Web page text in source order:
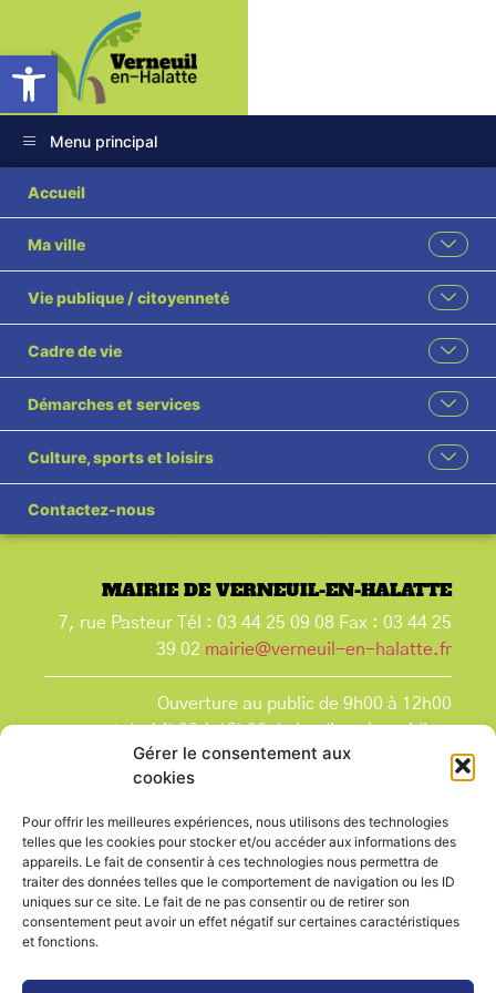
Ouvrir la barre d’outils
Gérer le consentement aux
cookies
Pour offrir les meilleures expériences, nous utilisons des technologies
telles que les cookies pour stocker et/ou accéder aux informations des
appareils. Le fait de consentir à ces technologies nous permettra de
traiter des données telles que le comportement de navigation ou les ID
uniques sur ce site. Le fait de ne pas consentir ou de retirer son
consentement peut avoir un effet négatif sur certaines caractéristiques
et fonctions.
Menu principal
Accueil
Ma ville
Vie publique / citoyenneté
Cadre de vie
Démarches et services
Culture, sports et loisirs
Contactez-nous
23
MAIRIE DE VERNEUIL-EN-HALATTE
7, rue Pasteur Tél : 03 44 25 09 08 Fax : 03 44 25
39 02 mairie@verneuil-en-halatte.fr
Ouverture au public de 9h00 à 12h00
et de 14h00 à 18h00 du lundi après-midi au
vendredi,
et le samedi de 9h00 à 12h00.
que les jours fériés.